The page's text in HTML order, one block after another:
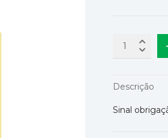
Descrição
Sinal